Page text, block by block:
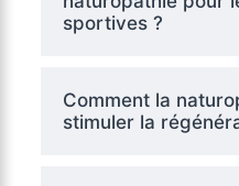
sportives ?
Comment la
stimuler la